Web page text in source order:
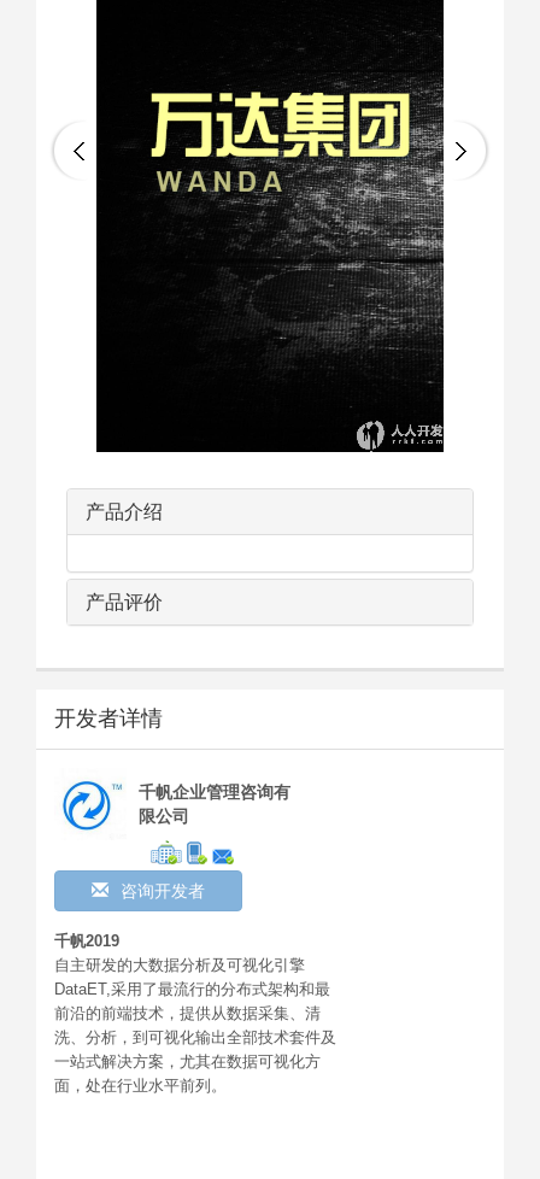
产品介绍
产品评价
开发者详情
千帆企业管理咨询有
限公司
咨询开发者
千帆2019
自主研发的大数据分析及可视化引擎
DataET,采用了最流行的分布式架构和最
前沿的前端技术，提供从数据采集、清
洗、分析，到可视化输出全部技术套件及
一站式解决方案，尤其在数据可视化方
面，处在行业水平前列。